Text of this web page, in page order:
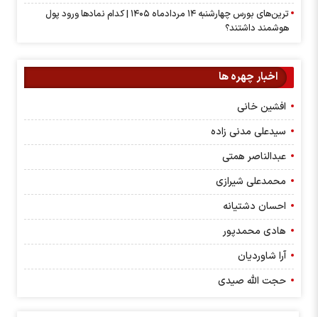
ترین‌های بورس چهارشنبه ۱۴ مردادماه ۱۴۰۵ | کدام نماد‌ها ورود پول
هوشمند داشتند؟
اخبار چهره ها
افشین خانی
سیدعلی مدنی زاده
عبدالناصر همتی
محمدعلی شیرازی
احسان دشتیانه
هادی محمدپور
آرا شاوردیان
حجت الله صیدی